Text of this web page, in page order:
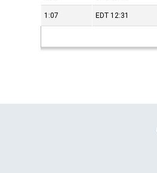
12:31
EDT
1:07